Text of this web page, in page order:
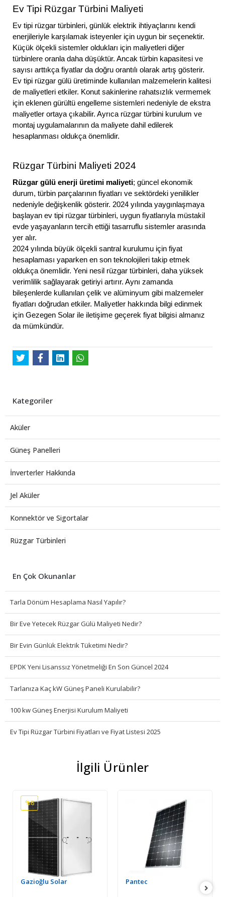
Ev Tipi Rüzgar Türbini Maliyeti
Ev tipi rüzgar türbinleri, günlük elektrik ihtiyaçlarını kendi
enerjileriyle karşılamak isteyenler için uygun bir seçenektir.
Küçük ölçekli sistemler oldukları için maliyetleri diğer
türbinlere oranla daha düşüktür. Ancak türbin kapasitesi ve
sayısı arttıkça fiyatlar da doğru orantılı olarak artış gösterir.
Ev tipi rüzgar gülü üretiminde kullanılan malzemelerin kalitesi
de maliyetleri etkiler. Konut sakinlerine rahatsızlık vermemek
için eklenen gürültü engelleme sistemleri nedeniyle de ekstra
maliyetler ortaya çıkabilir. Ayrıca rüzgar türbini kurulum ve
montaj uygulamalarının da maliyete dahil edilerek
hesaplanması oldukça önemlidir.
Rüzgar Türbini Maliyeti 2024
Rüzgar gülü enerji üretimi maliyeti; güncel ekonomik
durum, türbin parçalarının fiyatları ve sektördeki yenilikler
nedeniyle değişkenlik gösterir. 2024 yılında yaygınlaşmaya
başlayan ev tipi rüzgar türbinleri, uygun fiyatlarıyla müstakil
evde yaşayanların tercih ettiği tasarruflu sistemler arasında
yer alır.
2024 yılında büyük ölçekli santral kurulumu için fiyat
hesaplaması yaparken en son teknolojileri takip etmek
oldukça önemlidir. Yeni nesil rüzgar türbinleri, daha yüksek
verimlilik sağlayarak getiriyi artırır. Aynı zamanda
bileşenlerde kullanılan çelik ve alüminyum gibi malzemeler
fiyatları doğrudan etkiler. Maliyetler hakkında bilgi edinmek
için Gezegen Solar ile iletişime geçerek fiyat bilgisi almanız
da mümkündür.
Kategoriler
Aküler
Güneş Panelleri
İnverterler Hakkında
Jel Aküler
Konnektör ve Sigortalar
Rüzgar Türbinleri
En Çok Okunanlar
Tarla Dönüm Hesaplama Nasıl Yapılır?
Bir Eve Yetecek Rüzgar Gülü Maliyeti Nedir?
Bir Evin Günlük Elektrik Tüketimi Nedir?
EPDK Yeni Lisanssız Yönetmeliği En Son Güncel 2024
Tarlanıza Kaç kW Güneş Paneli Kurulabilir?
100 kw Güneş Enerjisi Kurulum Maliyeti
Ev Tipi Rüzgar Türbini Fiyatları ve Fiyat Listesi 2025
İlgili Ürünler
Gazioğlu Solar
%8
Pantec